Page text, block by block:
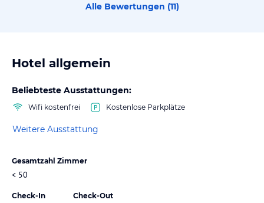
Alle Bewertungen (11)
Hotel allgemein
Beliebteste Ausstattungen:
Wifi kostenfrei Kostenlose Parkplätze
Weitere Ausstattung
Gesamtzahl Zimmer
< 50
Check-In Check-Out